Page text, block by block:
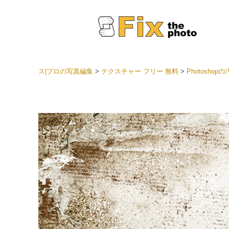
結婚式
ョン全
ベスト
セット
モバイ
ン
ス|プロの写真編集> テクスチャー フリー 無料> Photoshopの